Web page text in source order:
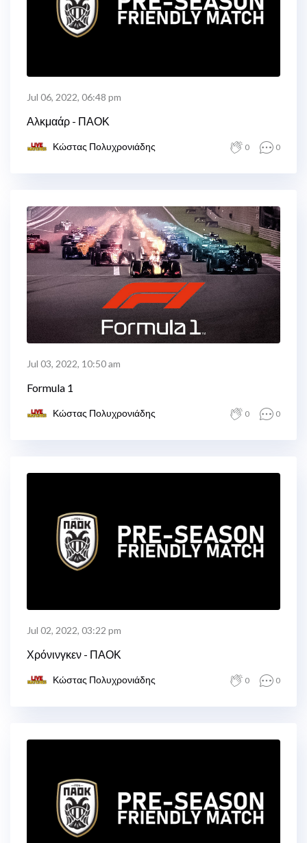
Jul 06, 2022, 06:48 pm
Αλκμαάρ - ΠΑΟΚ
Κώστας Πολυχρονιάδης 0 0
Jul 03, 2022, 10:50 am
Formula 1
Κώστας Πολυχρονιάδης 0 0
Jul 02, 2022, 03:22 pm
Χρόνινγκεν - ΠΑΟΚ
Κώστας Πολυχρονιάδης 0 0